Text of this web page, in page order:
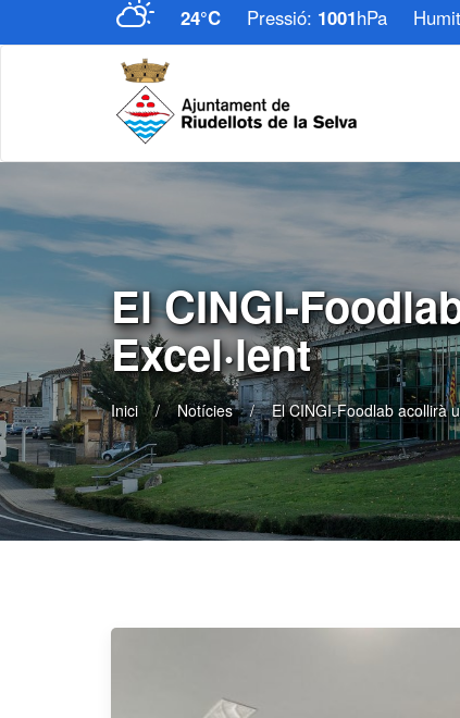
24°C Pressió: 1001hPa
​El CINGI-
Excel·lent
Inici Notícies ​El CINGI-Foodlab acollirà